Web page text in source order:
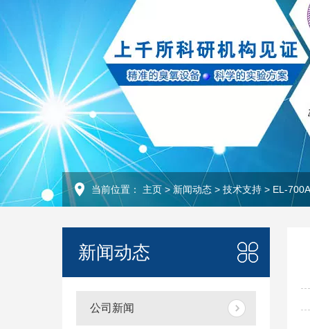
当前位置： 主页 >新闻动态 > 技术支持 > EL-
新闻动态
公司新闻